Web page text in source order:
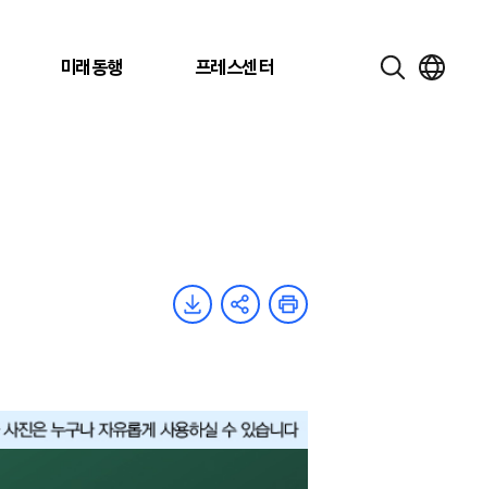
미래동행 프레스센터